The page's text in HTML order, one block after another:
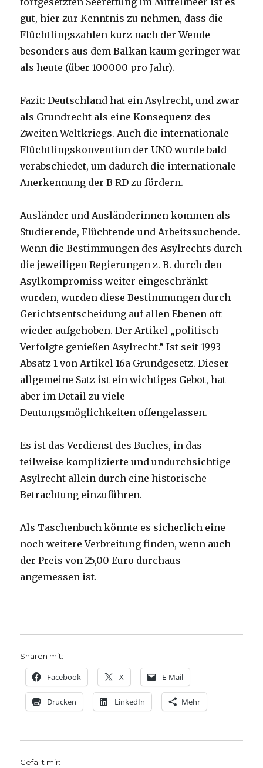
gut, hier zur Kenntnis zu nehmen, dass die
Flüchtlingszahlen kurz nach der Wende
besonders aus dem Balkan kaum geringer war
als heute (über 100000 pro Jahr).
Fazit: Deutschland hat ein Asylrecht, und zwar
als Grundrecht als eine Konsequenz des
Zweiten Weltkriegs. Auch die internationale
Flüchtlingskonvention der UNO wurde bald
verabschiedet, um dadurch die internationale
Anerkennung der B RD zu fördern.
Ausländer und Ausländerinnen kommen als
Studierende, Flüchtende und Arbeitssuchende.
Wenn die Bestimmungen des Asylrechts durch
die jeweiligen Regierungen z. B. durch den
Asylkompromiss weiter eingeschränkt
wurden, wurden diese Bestimmungen durch
Gerichtsentscheidung auf allen Ebenen oft
wieder aufgehoben. Der Artikel „politisch
Verfolgte genießen Asylrecht.“ Ist seit 1993
Absatz 1 von Artikel 16a Grundgesetz. Dieser
allgemeine Satz ist ein wichtiges Gebot, hat
aber im Detail zu viele
Deutungsmöglichkeiten offengelassen.
Es ist das Verdienst des Buches, in das
teilweise komplizierte und undurchsichtige
Asylrecht allein durch eine historische
Betrachtung einzuführen.
Als Taschenbuch könnte es sicherlich eine
noch weitere Verbreitung finden, wenn auch
der Preis von 25,00 Euro durchaus
angemessen ist.
Sharen mit:
Facebook X E-Mail
Drucken LinkedIn Mehr
Gefällt mir: